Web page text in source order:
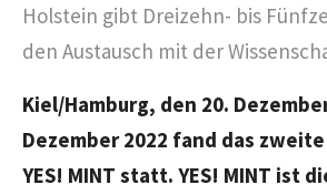
Holstein gibt Dreizehn- bis
den Austausch mit der
Kiel/Hamburg, den 20.
Dezember 2022 fand das
YES! MINT statt. YES! MINT ist